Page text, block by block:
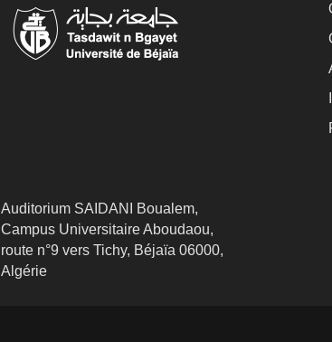
Auditorium SAIDANI Boualem,
Campus Universitaire Aboudaou,
route n°9 vers Tichy, Béjaïa 06000,
Algérie